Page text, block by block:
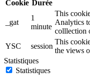
Cookie Durée
_gat
1
minute
This
Analytics
colllection
YSC
session
This
the views
Statistiques
Statistiques